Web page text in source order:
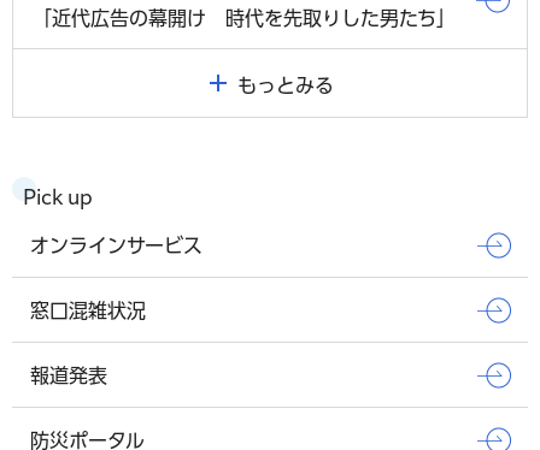
「近代広告の幕開け 時代を先取りした男たち」
もっとみる
Pick up
オンラインサービス
窓口混雑状況
報道発表
防災ポータル